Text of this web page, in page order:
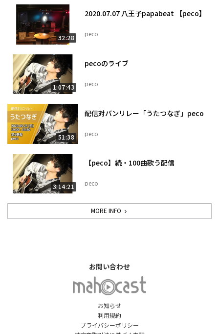
32:28
2020.07.07 八王子papabeat 【peco】
peco
1:07:43
pecoのライブ
peco
51:38
配信対バンリレー「うたつなぎ」peco
peco
3:14:21
【peco】続・100曲歌う配信
peco
MORE INFO
お知らせ
利用規約
プライバシーポリシー
お問い合わせ